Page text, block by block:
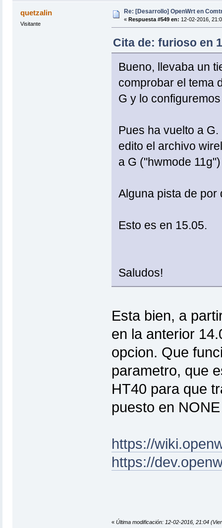
quetzalin
Visitante
Re: [Desarrollo] OpenWrt en
« Respuesta #549 en: 12-02-2016,
Cita de: furioso en
Bueno, llevaba un
comprobar el tema
G y lo
Pues ha vuelto a
edito el archivo
a G ("hwmode 11g")
Alguna pista de por
Esto es en 15.05.
Saludos!
Esta bien, a
en la anterior
opcion. Que
parametro, que
HT40 para que
puesto en
https://
https://
« Última modificación: 12-02-2016, 21:04